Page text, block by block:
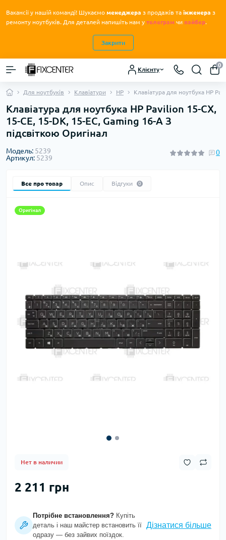
Вакансії у нашій команді! Шукаємо менеджера з продажів та інженера з
ремонту ноутбуків. Для деталей напишіть нам у телеграм чи вайбер.
Закрити
Клієнту
0
Для ноутбуків Клавіатури HP Клавіатура для ноутбука HP
Клавіатура для ноутбука HP Pavilion 15-CX,
15-CE, 15-DK, 15-EC, Gaming 16-A З
підсвіткою Оригінал
Модель: 5239
Артикул: 5239
0
Все про товар Опис Відгуки 0
Оригінал
Нет в наличии
2 211 грн
Потрібне встановлення? Купіть
деталь і наш майстер встановить її
одразу — без зайвих поїздок.
Дізнатися більше